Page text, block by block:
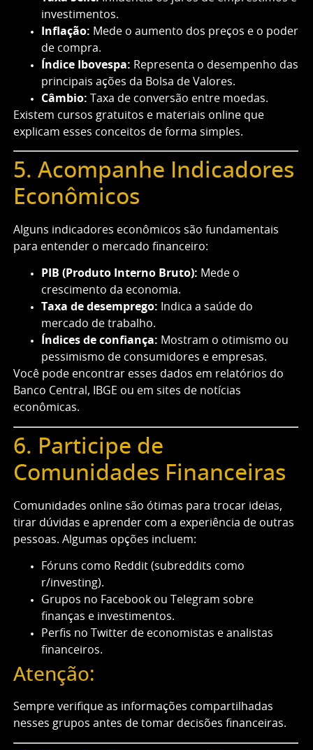
investimentos.
Inflação: Mede o aumento dos preços e o poder
de compra.
Índice Ibovespa: Representa o desempenho das
principais ações da Bolsa de Valores.
Câmbio: Taxa de conversão entre moedas.
Existem cursos gratuitos e materiais online que
explicam esses conceitos de forma simples.
5. Acompanhe Indicadores
Econômicos
Alguns indicadores econômicos são fundamentais
para entender o mercado financeiro:
PIB (Produto Interno Bruto): Mede o
crescimento da economia.
Taxa de desemprego: Indica a saúde do
mercado de trabalho.
Índices de confiança: Mostram o otimismo ou
pessimismo de consumidores e empresas.
Você pode encontrar esses dados em relatórios do
Banco Central, IBGE ou em sites de notícias
econômicas.
6. Participe de
Comunidades Financeiras
Comunidades online são ótimas para trocar ideias,
tirar dúvidas e aprender com a experiência de outras
pessoas. Algumas opções incluem:
Fóruns como Reddit (subreddits como
r/investing).
Grupos no Facebook ou Telegram sobre
finanças e investimentos.
Perfis no Twitter de economistas e analistas
financeiros.
Atenção:
Sempre verifique as informações compartilhadas
nesses grupos antes de tomar decisões financeiras.